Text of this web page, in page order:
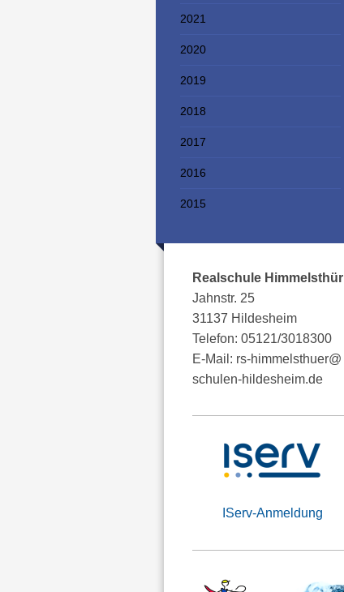
2021
2020
2019
2018
2017
2016
2015
Realschule Himmelsthür
Jahnstr. 25
31137 Hildesheim
Telefon: 05121/3018300
E-Mail: rs-himmelsthuer@
schulen-hildesheim.de
IServ-Anmeldung